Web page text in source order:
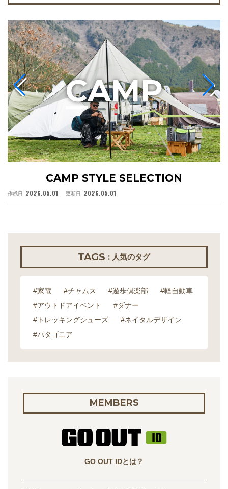
CAMP STYLE SELECTION
作成日 2026.05.01 更新日 2026.05.01
CAMP
TAGS : 人気のタグ
#家電 #チャムス #遊歩倶楽部
#軽自動車
#アウトドアイベント
#ダナー
#トレッキングシューズ
#ネイタルデザイン
#パタゴニア
MEMBERS
GO OUT IDとは？